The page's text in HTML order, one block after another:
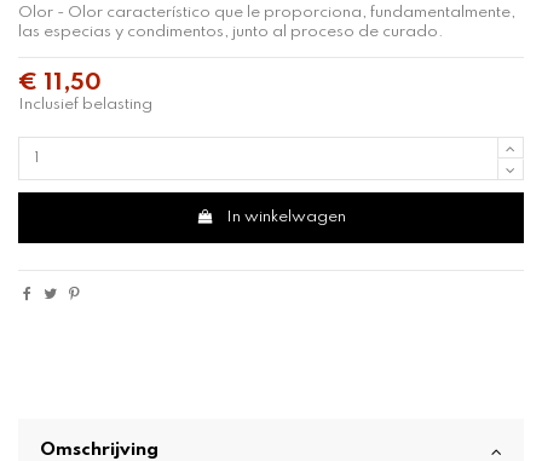
Olor - Olor característico que le proporciona, fundamentalmente,
las especias y condimentos, junto al proceso de curado.
€ 11,50
Inclusief belasting
In winkelwagen
Omschrijving